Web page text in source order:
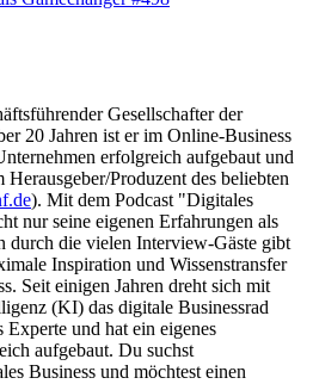
Gesellschafter der
20 Jahren ist er im Online-Business
erfolgreich aufgebaut und
Produzent des beliebten
). Mit dem Podcast "Digitales
nur seine eigenen Erfahrungen als
durch die vielen Interview-Gäste gibt
Inspiration und Wissenstransfer
Seit einigen Jahren dreht sich mit
(KI) das digitale Businessrad
und hat ein eigenes
aufgebaut. Du suchst
Business und möchtest einen